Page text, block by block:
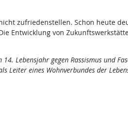
zufriedenstellen. Schon heute
Entwicklung von
Lebensjahr gegen Rassismus und
Leiter eines Wohnverbundes der